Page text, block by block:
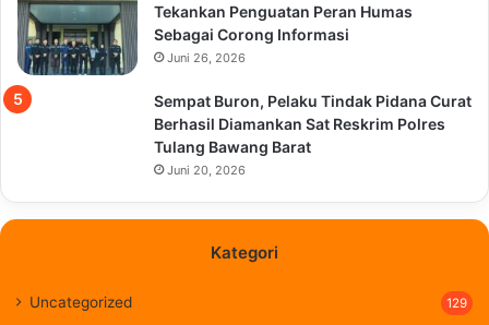
Tekankan Penguatan Peran Humas
Sebagai Corong Informasi
Juni 26, 2026
Sempat Buron, Pelaku Tindak Pidana Curat
Berhasil Diamankan Sat Reskrim Polres
Tulang Bawang Barat
Juni 20, 2026
Kategori
Uncategorized 129